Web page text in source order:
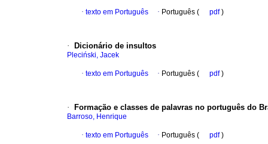
· texto em Português · Português ( pdf)
· Dicionário de insultos
Pleciński, Jacek
· texto em Português · Português ( pdf)
· Formação e classes de palavras no português do
Barroso, Henrique
· texto em Português · Português ( pdf)